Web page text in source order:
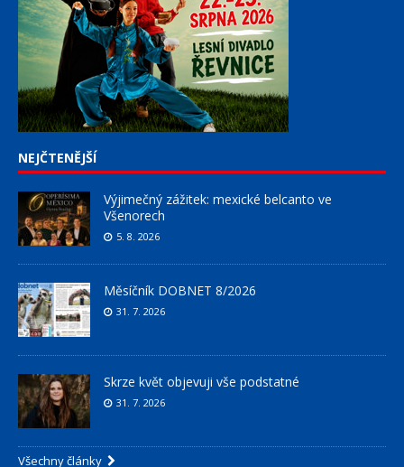
NEJČTENĚJŠÍ
Výjimečný zážitek: mexické belcanto ve
Všenorech
5. 8. 2026
Měsíčník DOBNET 8/2026
31. 7. 2026
Skrze květ objevuji vše podstatné
31. 7. 2026
Všechny články